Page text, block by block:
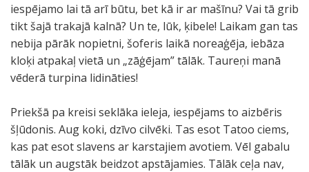
iespējamo lai tā arī būtu, bet kā ir ar mašīnu? Vai tā grib
tikt šajā trakajā kalnā? Un te, lūk, ķibele! Laikam gan tas
nebija pārāk nopietni, šoferis laikā noreaģēja, iebāza
kloķi atpakaļ vietā un „zāģējam” tālāk. Taureņi manā
vēderā turpina lidināties!
Priekšā pa kreisi seklāka ieleja, iespējams to aizbēris
šļūdonis. Aug koki, dzīvo cilvēki. Tas esot Tatoo ciems,
kas pat esot slavens ar karstajiem avotiem. Vēl gabalu
tālāk un augstāk beidzot apstājamies. Tālāk ceļa nav,